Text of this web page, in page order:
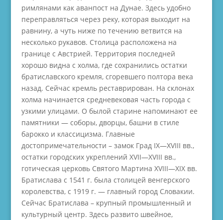
римлянами как аванпост на Дунае. Здесь удобно
переправляться через реку, которая выходит на
равнину, а чуть ниже по течению ветвится на
несколько рукавов. Столица расположена на
границе с Австрией. Территория последней
хорошо видна с холма, где сохранились остатки
братиславского кремля, сгоревшего полтора века
назад. Сейчас кремль реставрирован. На склонах
холма начинается средневековая часть города с
узкими улицами. О былой старине напоминают ее
памятники — соборы, дворцы, башни в стиле
барокко и классицизма. Главные
достопримечательности – замок Град IX—XVIII вв.,
остатки городских укреплений XVII—XVIII вв.,
готическая церковь Святого Мартина XVIII—XIX вв.
Братислава с 1541 г. была столицей венгерского
королевства, с 1919 г. — главный город Словакии.
Сейчас Братислава – крупный промышленный и
культурный центр. Здесь развито швейное,